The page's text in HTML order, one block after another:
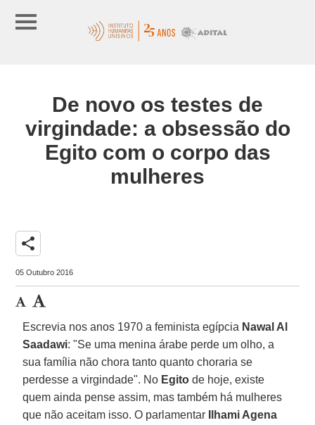
De novo os testes de
virgindade: a obsessão do
Egito com o corpo das
mulheres
share
05 Outubro 2016
Escrevia nos anos 1970 a feminista egípcia Nawal Al
Saadawi: "Se uma menina árabe perde um olho, a
sua família não chora tanto quanto choraria se
perdesse a virgindade". No Egito de hoje, existe
quem ainda pense assim, mas também há mulheres
que não aceitam isso. O parlamentar
Ilhami Agena